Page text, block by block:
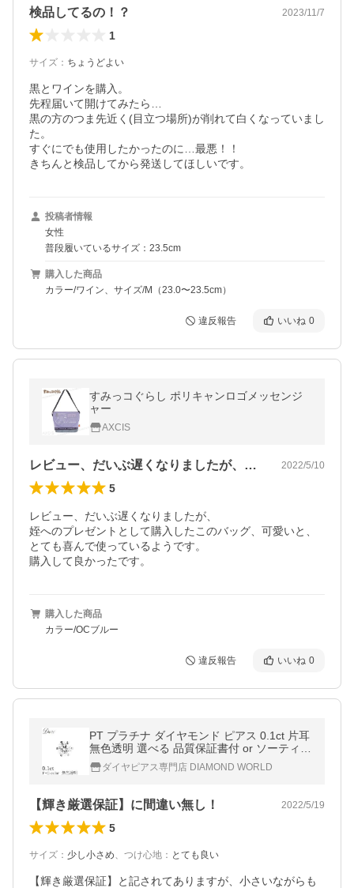
検品してるの！？ 2023/11/7
1
サイズ ： ちょうどよい
黒とワインを購入。
先程届いて開けてみたら…
黒の方のつま先近く(目立つ場所)が削れて白くなっていまし
た。
すぐにでも使用したかったのに…最悪！！
きちんと検品してから発送してほしいです。
投稿者情報
女性
普段履いているサイズ：23.5cm
購入した商品
カラー/ワイン、サイズ/M（23.0〜23.5cm）
違反報告 いいね 0
すみっコぐらし ポリキャンロゴメッセンジ
ャー
AXCIS
レビュー、だいぶ遅くなりましたが、姪へ… 2022/5/10
5
レビュー、だいぶ遅くなりましたが、
姪へのプレゼントとして購入したこのバッグ、可愛いと、
とても喜んで使っているようです。
購入して良かったです。
購入した商品
カラー/OCブルー
違反報告 いいね 0
PT プラチナ ダイヤモンド ピアス 0.1ct 片耳
無色透明 選べる 品質保証書付 or ソーティン
グ(鑑定書の元)付 6本爪 一粒 スタッド シン
プル ダイヤピアス ダイヤ
ダイヤピアス専門店 DIAMOND WORLD
【輝き厳選保証】に間違い無し！ 2022/5/19
5
サイズ ： 少し小さめ、 つけ心地 ： とても良い
【輝き厳選保証】と記されてありますが、小さいながらも